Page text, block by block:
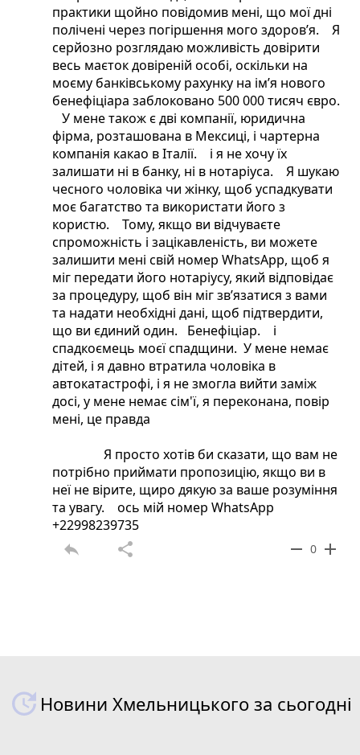
практики щойно повідомив мені, що мої дні
полічені через погіршення мого здоров’я. Я
серйозно розглядаю можливість довірити
весь маєток довіреній особі, оскільки на
моєму банківському рахунку на ім’я нового
бенефіціара заблоковано 500 000 тисяч євро.
У мене також є дві компанії, юридична
фірма, розташована в Мексиці, і чартерна
компанія какао в Італії. і я не хочу їх
залишати ні в банку, ні в нотаріуса. Я шукаю
чесного чоловіка чи жінку, щоб успадкувати
моє багатство та використати його з
користю. Тому, якщо ви відчуваєте
спроможність і зацікавленість, ви можете
залишити мені свій номер WhatsApp, щоб я
міг передати його нотаріусу, який відповідає
за процедуру, щоб він міг зв’язатися з вами
та надати необхідні дані, щоб підтвердити,
що ви єдиний один. Бенефіціар. і
спадкоємець моєї спадщини. У мене немає
дітей, і я давно втратила чоловіка в
автокатастрофі, і я не змогла вийти заміж
досі, у мене немає сім'ї, я переконана, повір
мені, це правда
Я просто хотів би сказати, що вам не
потрібно приймати пропозицію, якщо ви в
неї не вірите, щиро дякую за ваше розуміння
та увагу. ось мій номер WhatsApp
+22998239735
reply share remove 0 add
Новини Хмельницького за сьогодні